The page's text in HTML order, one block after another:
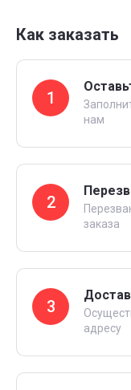
Как заказать
1
нам
2
заказа
3
адресу